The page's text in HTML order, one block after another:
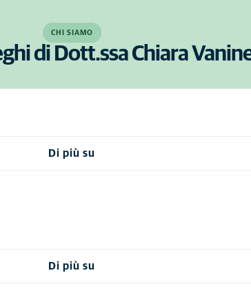
CHI SIAMO
di Dott.ssa Chiara
Di più su
Di più su